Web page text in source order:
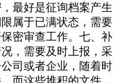
最好是征询档案产生
属于已满状态，需要
密审查工作。七、补
，需要及时上报，采
司或者企业，随着时